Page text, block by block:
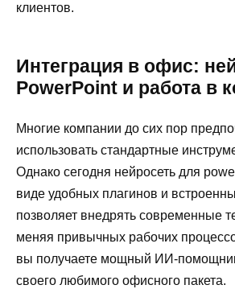
клиентов.
Интеграция в офис:
PowerPoint и работа в
Многие компании до сих пор
использовать стандартные
Однако сегодня нейросеть для
виде удобных плагинов и
позволяет внедрять современные
меняя привычных рабочих
вы получаете мощный ИИ-
своего любимого офисного пакета.